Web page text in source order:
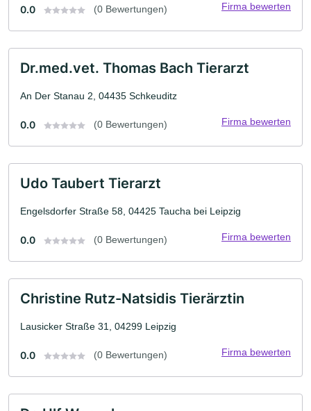
0.0 (0 Bewertungen) Firma bewerten
Dr.med.vet. Thomas Bach Tierarzt
An Der Stanau 2, 04435 Schkeuditz
0.0 (0 Bewertungen) Firma bewerten
Udo Taubert Tierarzt
Engelsdorfer Straße 58, 04425 Taucha bei Leipzig
0.0 (0 Bewertungen) Firma bewerten
Christine Rutz-Natsidis Tierärztin
Lausicker Straße 31, 04299 Leipzig
0.0 (0 Bewertungen) Firma bewerten